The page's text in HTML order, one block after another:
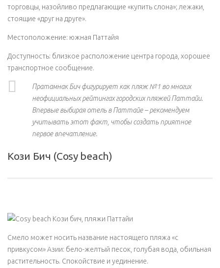
торговцы, назойливо предлагающие «купить слона»; лежаки,
стоящие «друг на друге».
Местоположение: южная Паттайя
Доступность: близкое расположение центра города, хорошее
транспортное сообщение.
Пратамнак Бич фигурирует как пляж №1 во многих
неофициальных рейтингах городских пляжей Паттайи.
Впервые выбирая отель в Паттайе – рекомендуем
учитывать этот факт, чтобы создать приятное
первое впечатление.
Кози Бич (Cosy beach)
Смело может носить название настоящего пляжа «с
привкусом» Азии: бело-желтый песок, голубая вода, обильная
растительность. Спокойствие и уединение.